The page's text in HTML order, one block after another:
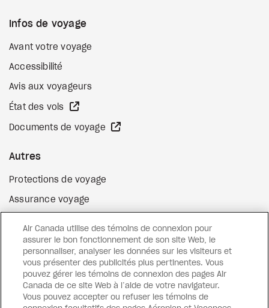
Infos de voyage
Avant votre voyage
Accessibilité
Avis aux voyageurs
État des vols
Documents de voyage
Autres
Protections de voyage
Assurance voyage
Surclassement de vol
Cartes-cadeaux Site Web externe
FacebookInstagram
Pinterest
Air Canada utilise des témoins de connexion pour
assurer le bon fonctionnement de son site Web, le
personnaliser, analyser les données sur les visiteurs et
vous présenter des publicités plus pertinentes. Vous
pouvez gérer les témoins de connexion des pages Air
Canada de ce site Web à l’aide de votre navigateur.
Vous pouvez accepter ou refuser les témoins de